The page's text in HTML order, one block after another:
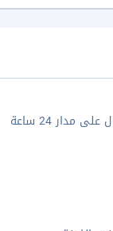
مدار 24 ساعة